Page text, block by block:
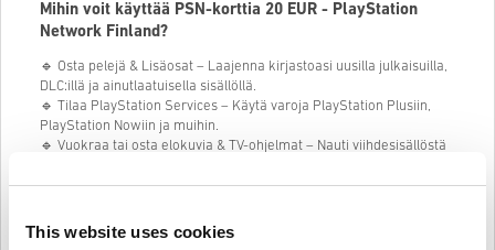
This website uses cookies
Mihin voit käyttää PSN-korttia 20 EUR - PlayStation
Network Finland?
🔹 Osta pelejä & Lisäosat – Laajenna kirjastoasi uusilla julkaisuilla,
DLC:illä ja ainutlaatuisella sisällöllä.
🔹 Tilaa PlayStation Services – Käytä varoja PlayStation Plusiin,
PlayStation Nowiin ja muihin.
🔹 Vuokraa tai osta elokuvia & TV-ohjelmat – Nauti viihdesisällöstä
🔹 Paranna suosikkipelejäsi – Osta pelin sisäistä valuuttaa, skinejä